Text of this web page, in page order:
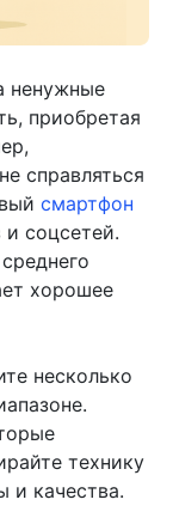
ненужные
приобретая
справляться
смартфон
соцсетей.
хорошее
несколько
технику
и качества.